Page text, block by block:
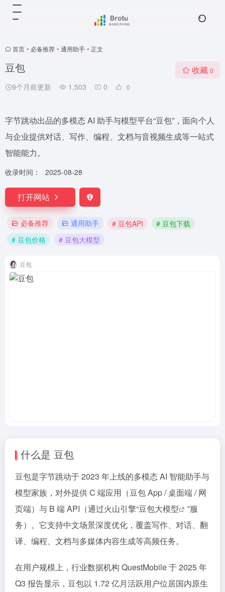
首页 • 必备推荐 • 通用助手 • 正文
豆包
9个月前更新 1,503 0 0
收藏 0
字节跳动出品的多模态 AI 助手与模型平台“豆包”，面向个人
与企业提供对话、写作、编程、文档与音视频生成等一站式
智能能力。
收录时间： 2025-08-28
打开网站
必备推荐 通用助手 # 豆包API
# 豆包下载
# 豆包价格
# 豆包大模型
豆包
什么是 豆包
豆包是字节跳动于 2023 年上线的多模态 AI 智能助手与
模型家族，对外提供 C 端应用（豆包 App / 桌面端 / 网
页端）与 B 端 API（通过火山引擎“豆包大模型
”服
务）。它支持中文场景深度优化，覆盖写作、对话、翻
译、编程、文档与多媒体内容生成等高频任务。
在用户规模上，行业数据机构 QuestMobile 于 2025 年
Q3 报告显示，豆包以 1.72 亿月活跃用户位居国内原生